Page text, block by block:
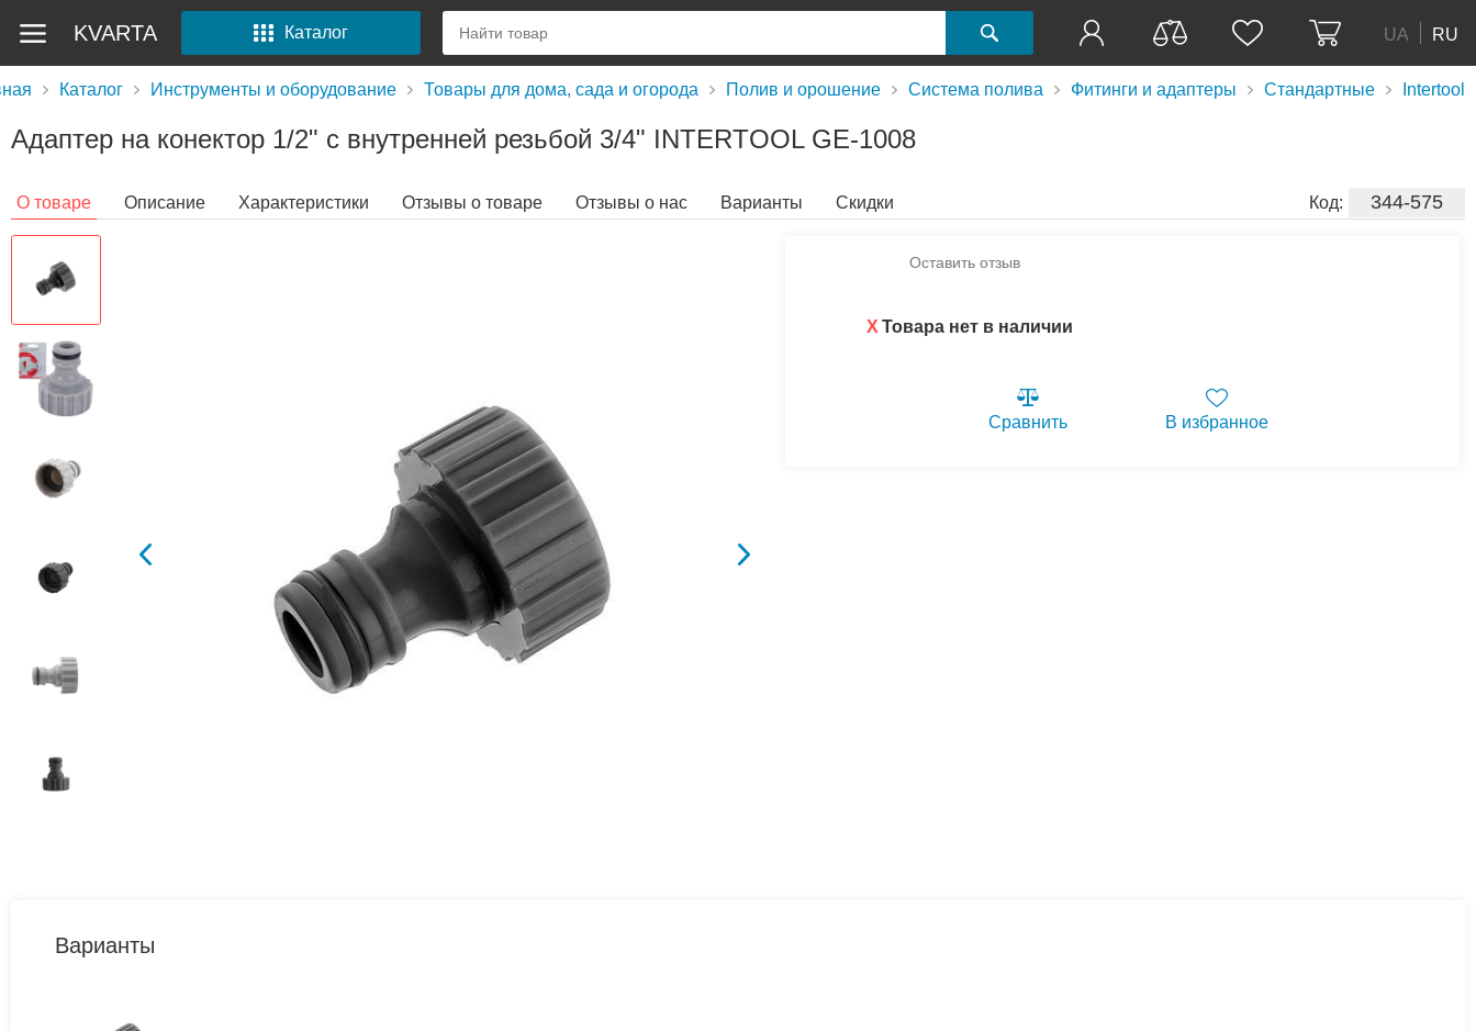
UA RU
KVARTA Каталог
Каталог Инструменты и оборудование Товары для дома, сада и огорода Полив и орошение Система полива Фитинги и адаптеры Стандартные Intertool
Адаптер на конектор 1/2" с внутренней резьбой 3/4" INTERTOOL GE-1008
Код: 344-575
О товаре Описание Характеристики Отзывы о товаре Отзывы о нас Варианты Скидки
Оставить отзыв
X Товара нет в наличии
Сравнить В избранное
Варианты